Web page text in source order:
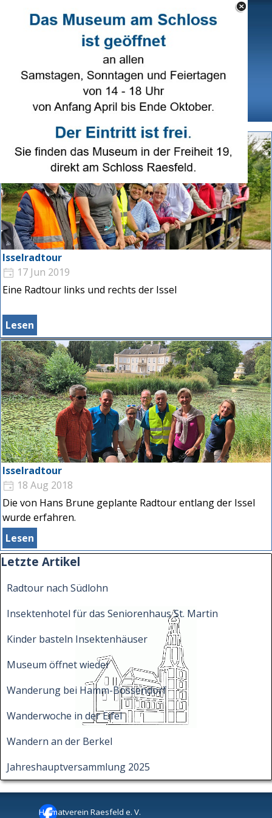
Select Language ▼
Menü überspringen
Isselradtour
17 Jun 2019
Eine Radtour links und rechts der Issel
Lesen
Isselradtour
18 Aug 2018
Die von Hans Brune geplante Radtour entlang der Issel
wurde erfahren.
Lesen
Block überspringen Letzte Artikel
Letzte Artikel
Radtour nach Südlohn
Insektenhotel für das Seniorenhaus St. Martin
Kinder basteln Insektenhäuser
Museum öffnet wieder
Wanderung bei Hamm-Bossendorf
Wanderwoche in der Eifel
Wandern an der Berkel
Jahreshauptversammlung 2025
Heimatverein Raesfeld e. V.